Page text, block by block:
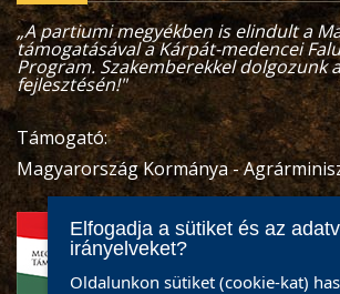
„A partiumi megyékben is elindult a
támogatásával a Kárpát-medencei
Program. Szakemberekkel dolgozunk
fejlesztésén!"
Támogató:
Magyarország Kormánya -
Elfogadja a sütiket és az
irányelveket?
Oldalunkon sütiket (cookie-kat)